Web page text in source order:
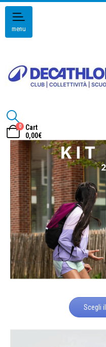
menu
0
Cart
0,00€
Scegli